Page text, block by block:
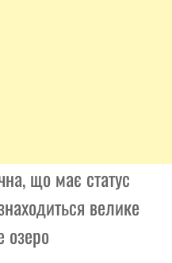
що має статус
велике
озеро